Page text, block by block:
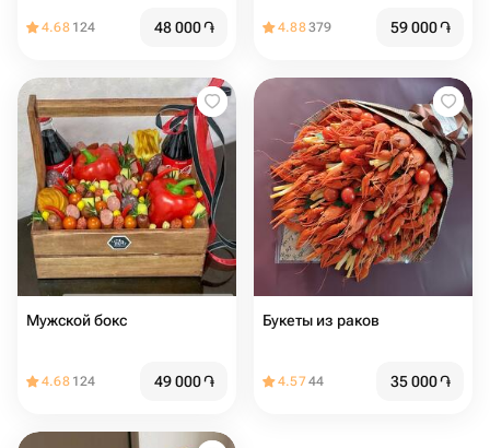
4.68 124 48 000֏ 4.88379 59 000֏
Мужской бокс
4.68 124 49 000֏
Букеты из раков
4.5744 35 000֏